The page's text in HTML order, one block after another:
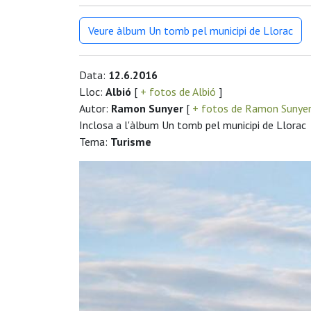
Veure àlbum Un tomb pel municipi de Llorac
Data: 12.6.2016
Lloc: Albió [ + fotos de Albió ]
Autor: Ramon Sunyer [ + fotos de Ramon
Inclosa a l'àlbum Un tomb pel municipi de Llorac
Tema: Turisme